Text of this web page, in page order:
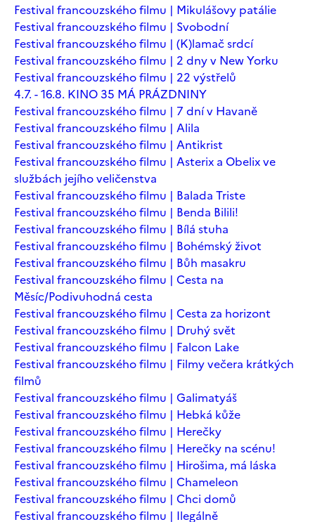
Festival francouzského filmu | Mikulášovy patálie
Festival francouzského filmu | Svobodní
Festival francouzského filmu | (K)lamač srdcí
Festival francouzského filmu | 2 dny v New Yorku
Festival francouzského filmu | 22 výstřelů
4.7. - 16.8. KINO 35 MÁ PRÁZDNINY
Festival francouzského filmu | 7 dní v Havaně
Festival francouzského filmu | Alila
Festival francouzského filmu | Antikrist
Festival francouzského filmu | Asterix a Obelix ve
službách jejího veličenstva
Festival francouzského filmu | Balada Triste
Festival francouzského filmu | Benda Bilili!
Festival francouzského filmu | Bílá stuha
Festival francouzského filmu | Bohémský život
Festival francouzského filmu | Bůh masakru
Festival francouzského filmu | Cesta na
Měsíc/Podivuhodná cesta
Festival francouzského filmu | Cesta za horizont
Festival francouzského filmu | Druhý svět
Festival francouzského filmu | Falcon Lake
Festival francouzského filmu | Filmy večera krátkých
filmů
Festival francouzského filmu | Galimatyáš
Festival francouzského filmu | Hebká kůže
Festival francouzského filmu | Herečky
Festival francouzského filmu | Herečky na scénu!
Festival francouzského filmu | Hirošima, má láska
Festival francouzského filmu | Chameleon
Festival francouzského filmu | Chci domů
Festival francouzského filmu | Ilegálně